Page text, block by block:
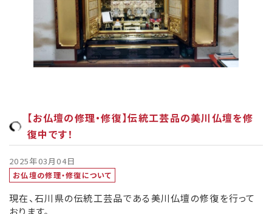
【お仏壇の修理・修復】伝統工芸品の美川仏壇を修
復中です！
2025年03月04日
お仏壇の修理・修復について
現在、石川県の伝統工芸品である美川仏壇の修復を行って
おります。